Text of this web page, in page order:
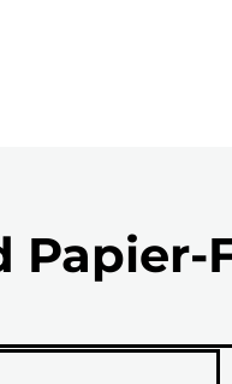
Papier-